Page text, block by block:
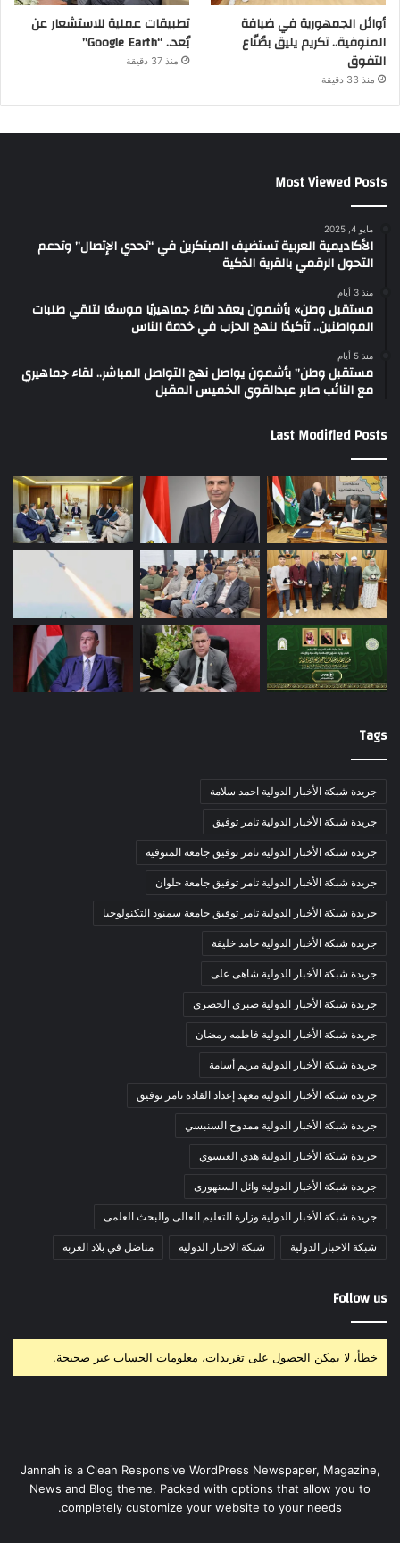
أوائل الجمهورية في ضيافة
المنوفية.. تكريم يليق بصُنّاع
التفوق
منذ 33 دقيقة
تطبيقات عملية للاستشعار عن
بُعد.. “Google Earth”
منذ 37 دقيقة
Most Viewed Posts
مايو 4, 2025
الأكاديمية العربية تستضيف المبتكرين في “تحدي الإتصال” وتدعم
التحول الرقمي بالقرية الذكية
منذ 3 أيام
مستقبل وطن» بأشمون يعقد لقاءً جماهيريًا موسعًا لتلقي طلبات
المواطنين.. تأكيدًا لنهج الحزب في خدمة الناس
منذ 5 أيام
مستقبل وطن” بأشمون يواصل نهج التواصل المباشر.. لقاء جماهيري
مع النائب صابر عبدالقوي الخميس المقبل
Last Modified Posts
Tags
جريدة شبكة الأخبار الدولية احمد سلامة
جريدة شبكة الأخبار الدولية تامر توفيق
جريدة شبكة الأخبار الدولية تامر توفيق جامعة المنوفية
جريدة شبكة الأخبار الدولية تامر توفيق جامعة حلوان
جريدة شبكة الأخبار الدولية تامر توفيق جامعة سمنود التكنولوجيا
جريدة شبكة الأخبار الدولية حامد خليفة
جريدة شبكة الأخبار الدولية شاهى على
جريدة شبكة الأخبار الدولية صبري الحصري
جريدة شبكة الأخبار الدولية فاطمه رمضان
جريدة شبكة الأخبار الدولية مريم أسامة
جريدة شبكة الأخبار الدولية معهد إعداد القادة تامر توفيق
جريدة شبكة الأخبار الدولية ممدوح السنبسي
جريدة شبكة الأخبار الدولية هدي العيسوي
جريدة شبكة الأخبار الدولية وائل السنهورى
جريدة شبكة الأخبار الدولية وزارة التعليم العالى والبحث العلمى
شبكة الاخبار الدولية شبكة الاخبار الدوليه مناضل في بلاد الغربه
Follow us
خطأ، لا يمكن الحصول على تغريدات، معلومات الحساب غير صحيحة.
Jannah is a Clean Responsive WordPress Newspaper, Magazine,
News and Blog theme. Packed with options that allow you to
completely customize your website to your needs.